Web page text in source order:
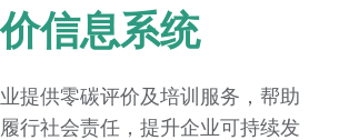
价信息系统
提供零碳评价及培训服务，帮助
行社会责任，提升企业可持续发